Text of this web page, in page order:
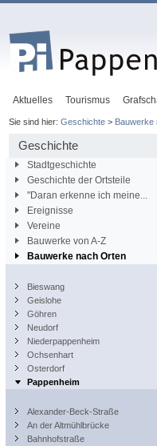
Aktuelles Tourismus
Sie sind hier: Geschichte> Bauwerke
Geschichte
Stadtgeschichte
Geschichte der Ortsteile
"Daran erkenne ich meine...
Ereignisse
Vereine
Bauwerke von A-Z
Bauwerke nach Orten
Bieswang
Geislohe
Göhren
Neudorf
Niederpappenheim
Ochsenhart
Osterdorf
Pappenheim
Alexander-Beck-Straße
An der Altmühlbrücke
Bahnhofstraße